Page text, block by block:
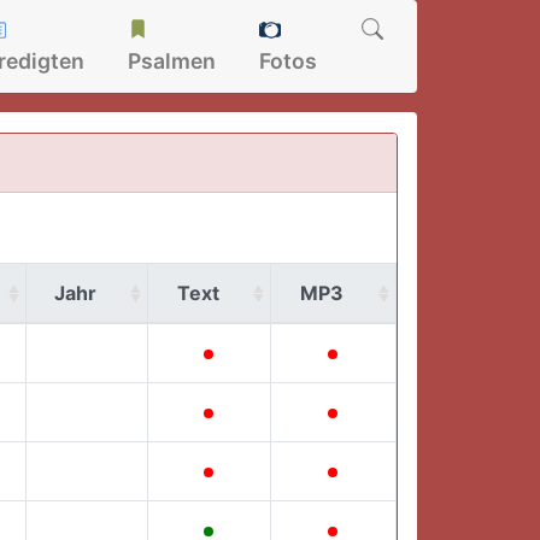
Psalmen Fotos
Jahr Text MP3